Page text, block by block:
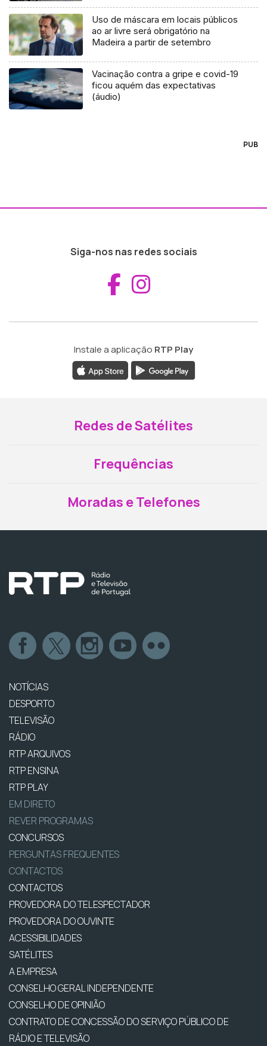
Uso de máscara em locais públicos
ao ar livre será obrigatório na
Madeira a partir de setembro
Vacinação contra a gripe e covid-19
ficou aquém das expectativas
(áudio)
PUB
Siga-nos nas redes sociais
Aceder ao
Instale a aplicação RTP Play
Redes de Satélites
Frequências
Moradas e Telefones
NOTÍCIAS
DESPORTO
TELEVISÃO
RÁDIO
RTP ARQUIVOS
RTP ENSINA
RTP PLAY
EM DIRETO
REVER PROGRAMAS
CONCURSOS
PERGUNTAS FREQUENTES
CONTACTOS
CONTACTOS
PROVEDORA DO TELESPECTADOR
PROVEDORA DO OUVINTE
ACESSIBILIDADES
SATÉLITES
A EMPRESA
CONSELHO GERAL INDEPENDENTE
CONSELHO DE OPINIÃO
CONTRATO DE CONCESSÃO DO SERVIÇO PÚBLICO DE
RÁDIO E TELEVISÃO